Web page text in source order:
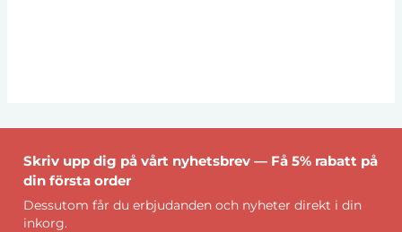
Skriv upp dig på vårt nyhetsbrev — Få 5% rabatt på
din första order
Dessutom får du erbjudanden och nyheter direkt i din
inkorg.